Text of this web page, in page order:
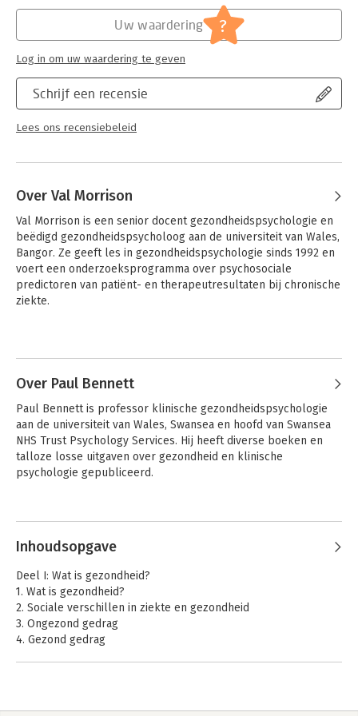
social work. Nederlandse bewerking: Hans Te Baerts, Laurent
Voets en Joséphine Jammaers.
Schrijf een recensie
Lees ons recensiebeleid
Uw waardering ?
Log in om uw waardering te geven
Over Val Morrison
Val Morrison is een senior docent gezondheidspsychologie en
beëdigd gezondheidspsycholoog aan de universiteit van Wales,
Bangor. Ze geeft les in gezondheidspsychologie sinds 1992 en
voert een onderzoeksprogramma over psychosociale
predictoren van patiënt- en therapeutresultaten bij chronische
ziekte.
Gezondheidspsychologie
Over Paul Bennett
Paul Bennett is professor klinische gezondheidspsychologie
aan de universiteit van Wales, Swansea en hoofd van Swansea
NHS Trust Psychology Services. Hij heeft diverse boeken en
talloze losse uitgaven over gezondheid en klinische
psychologie gepubliceerd.
Andere boeken door Paul Bennett
Inhoudsopgave
Deel I: Wat is gezondheid?
1. Wat is gezondheid?
2. Sociale verschillen in ziekte en gezondheid
3. Ongezond gedrag
4. Gezond gedrag